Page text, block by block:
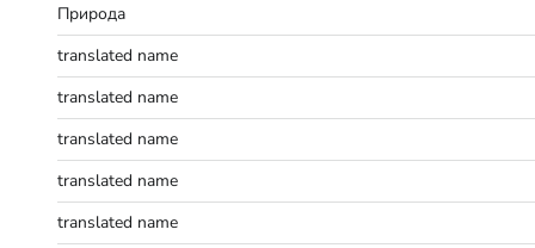
Природа
translated name
translated name
translated name
translated name
translated name